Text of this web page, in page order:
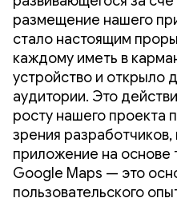
размещение нашего
стало настоящим
каждому иметь в
устройство и открыло
аудитории. Это
росту нашего проекта
зрения
приложение на основе
Google Maps — это
пользовательского